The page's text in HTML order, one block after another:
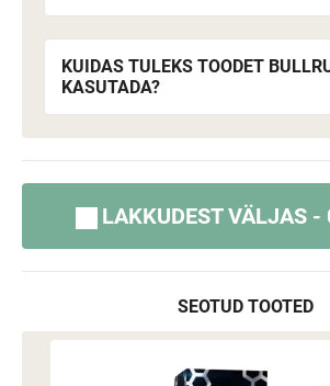
KUIDAS TULEKS TOODET
KASUTADA?
LAKKUDEST VÄLJAS -
SEOTUD TOOTED